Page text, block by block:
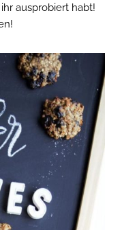
ausprobiert habt!